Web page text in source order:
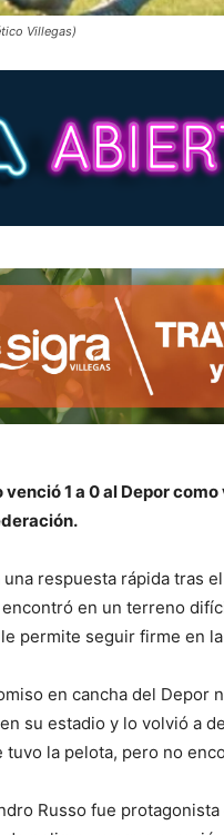
Villegas)
1 a 0 al Depor
respuesta rápida tras
en un terreno
permite seguir firme en
en cancha del Depor
su estadio y lo volvió a
tuvo la pelota, pero no
Russo fue